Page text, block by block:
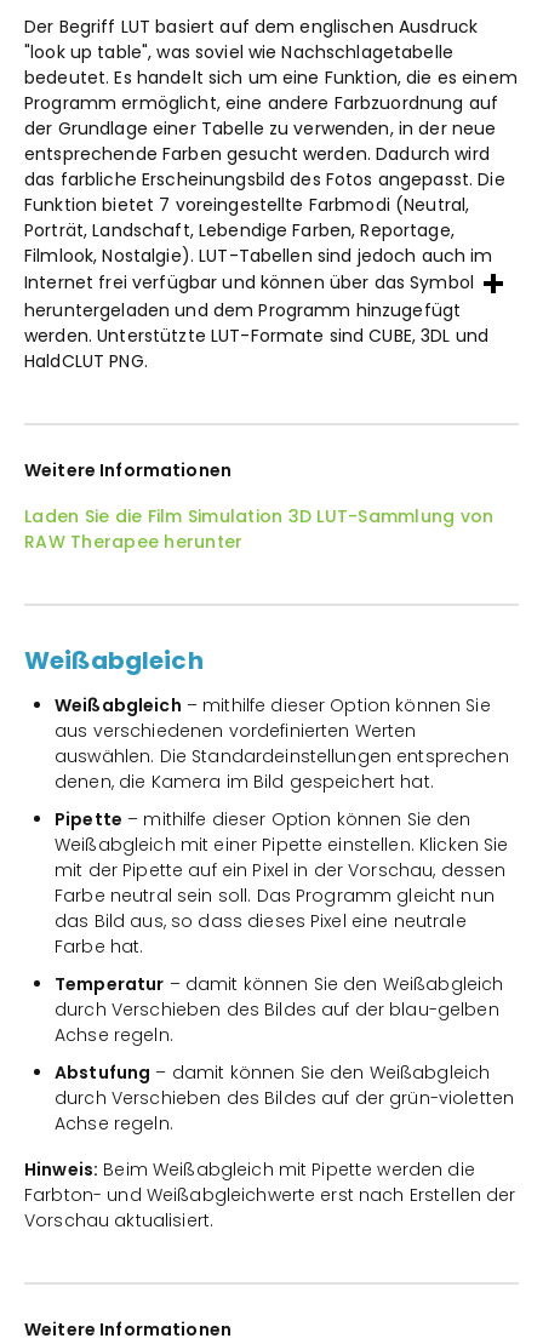
Der Begriff LUT basiert auf dem englischen Ausdruck
"look up table", was soviel wie Nachschlagetabelle
bedeutet. Es handelt sich um eine Funktion, die es einem
Programm ermöglicht, eine andere Farbzuordnung auf
der Grundlage einer Tabelle zu verwenden, in der neue
entsprechende Farben gesucht werden. Dadurch wird
das farbliche Erscheinungsbild des Fotos angepasst. Die
Funktion bietet 7 voreingestellte Farbmodi (Neutral,
Porträt, Landschaft, Lebendige Farben, Reportage,
Filmlook, Nostalgie). LUT-Tabellen sind jedoch auch im
Internet frei verfügbar und können über das Symbol
heruntergeladen und dem Programm hinzugefügt
werden. Unterstützte LUT-Formate sind CUBE, 3DL und
HaldCLUT PNG.
Weitere Informationen
Laden Sie die Film Simulation 3D LUT-Sammlung von
RAW Therapee herunter
Weißabgleich
Weißabgleich – mithilfe dieser Option können Sie
aus verschiedenen vordefinierten Werten
auswählen. Die Standardeinstellungen entsprechen
denen, die Kamera im Bild gespeichert hat.
Pipette – mithilfe dieser Option können Sie den
Weißabgleich mit einer Pipette einstellen. Klicken Sie
mit der Pipette auf ein Pixel in der Vorschau, dessen
Farbe neutral sein soll. Das Programm gleicht nun
das Bild aus, so dass dieses Pixel eine neutrale
Farbe hat.
Temperatur – damit können Sie den Weißabgleich
durch Verschieben des Bildes auf der blau-gelben
Achse regeln.
Abstufung – damit können Sie den Weißabgleich
durch Verschieben des Bildes auf der grün-violetten
Achse regeln.
Hinweis: Beim Weißabgleich mit Pipette werden die
Farbton- und Weißabgleichwerte erst nach Erstellen der
Vorschau aktualisiert.
Weitere Informationen